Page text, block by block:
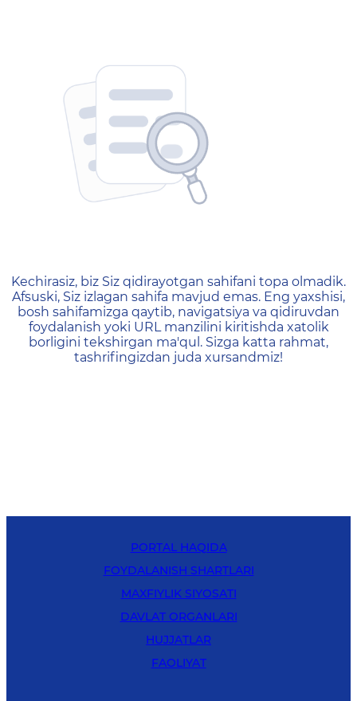
404 — Страница не
Kechirasiz, biz Siz qidirayotgan sahifani topa olmadik.
Afsuski, Siz izlagan sahifa mavjud emas. Eng yaxshisi,
bosh sahifamizga qaytib, navigatsiya va qidiruvdan
foydalanish yoki URL manzilini kiritishda xatolik
borligini tekshirgan ma'qul. Sizga katta rahmat,
tashrifingizdan juda xursandmiz!
PORTAL HAQIDA
FOYDALANISH SHARTLARI
MAXFIYLIK SIYOSATI
DAVLAT ORGANLARI
HUJJATLAR
FAOLIYAT